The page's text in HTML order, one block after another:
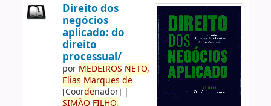
Direito dos
negócios
aplicado: do
direito
processual/
por MEDEIROS NETO,
Elias Marques de
[Coordenador] |
SIMÃO FILHO,